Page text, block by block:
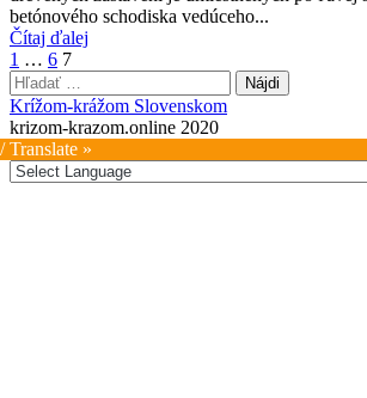
betónového schodiska vedúceho...
Čítaj ďalej
Stránkovanie
príspevkov
1 … 6 7
Hľadať:
Krížom-krážom Slovenskom
krizom-krazom.online 2020
Translate »